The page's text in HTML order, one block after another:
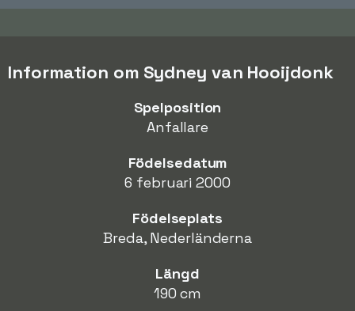
Information om Sydney van Hooijdonk
Spelposition
Anfallare
Födelsedatum
6 februari 2000
Födelseplats
Breda, Nederländerna
Längd
190 cm